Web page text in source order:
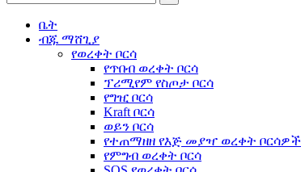
ቤት
ብጁ ማሸጊያ
የወረቀት ቦርሳ
የጥበብ ወረቀት ቦርሳ
ፕሪሚየም የስጦታ ቦርሳ
የግዢ ቦርሳ
Kraft ቦርሳ
ወይን ቦርሳ
የተጠማዘዘ የእጅ መያዣ ወረቀት ቦርሳዎች
የምግብ ወረቀት ቦርሳ